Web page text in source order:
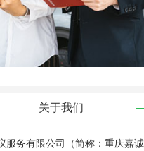
关于我们
服务有限公司（简称：重庆嘉